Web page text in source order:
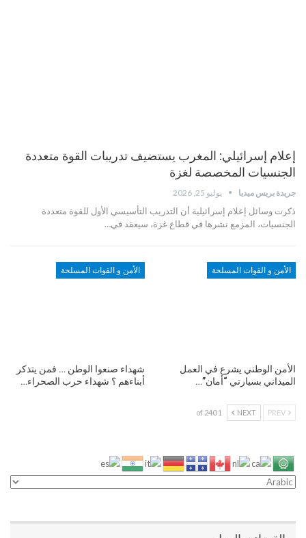
إعلام إسرائيلي: المغرب يستضيف تدريبات القوة متعددة
الجنسيات المخصصة لغزة
جريدة بريس ميديا يوليو 25, 2026
ذكرت وسائل إعلام إسرائيلية أن التدريب التأسيسي الأول للقوة متعددة
الجنسيات، المزمع نشرها في قطاع غزة، سيعقد في…
الأمن و القوات المسلحة
الأمن الوطني يشرع في العمل
الميداني بسيارتي “أمان”…
الأمن و القوات المسلحة
شهداء صنعوا الوطن … فمن يتذكر
أبناءهم ؟ شهداء حرب الصحراء…
NEXT
1 of 240